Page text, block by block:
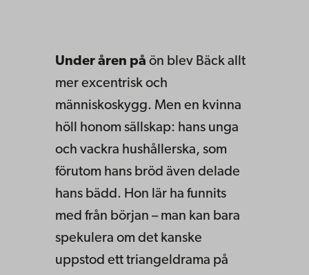
Under åren på ön blev Bäck allt
mer excentrisk och
människoskygg. Men en kvinna
höll honom sällskap: hans unga
och vackra hushållerska, som
förutom hans bröd även delade
hans bädd. Hon lär ha funnits
med från början – man kan bara
spekulera om det kanske
uppstod ett triangeldrama på